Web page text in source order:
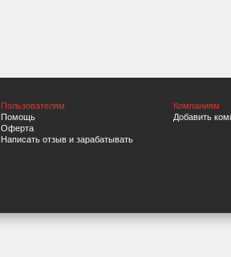
Пользователям
Помощь
Оферта
Написать отзыв и зарабатывать
Компаниям
Добавить